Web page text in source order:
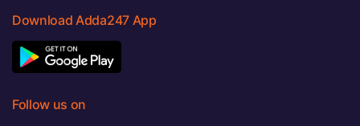
Download Adda247 App
Follow us on